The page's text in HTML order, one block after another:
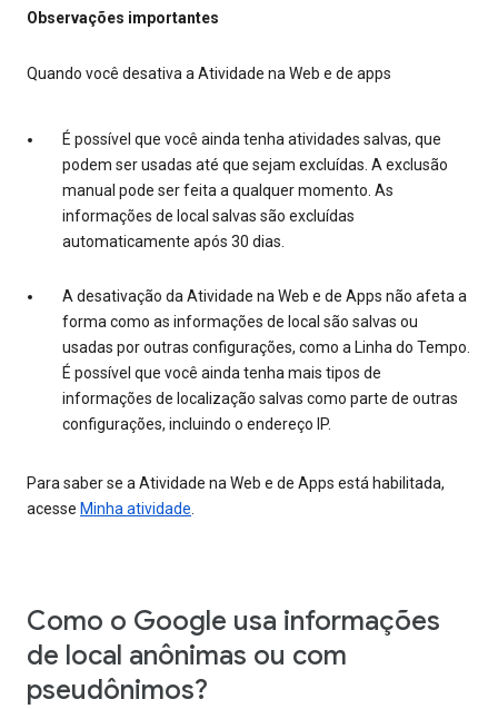
Observações importantes
Quando você desativa a Atividade na Web e de apps
É possível que você ainda tenha atividades salvas, que
podem ser usadas até que sejam excluídas. A exclusão
manual pode ser feita a qualquer momento. As
informações de local salvas são excluídas
automaticamente após 30 dias.
A desativação da Atividade na Web e de Apps não afeta a
forma como as informações de local são salvas ou
usadas por outras configurações, como a Linha do Tempo.
É possível que você ainda tenha mais tipos de
informações de localização salvas como parte de outras
configurações, incluindo o endereço IP.
Para saber se a Atividade na Web e de Apps está habilitada,
acesse Minha atividade.
Como o Google usa informações
de local anônimas ou com
pseudônimos?